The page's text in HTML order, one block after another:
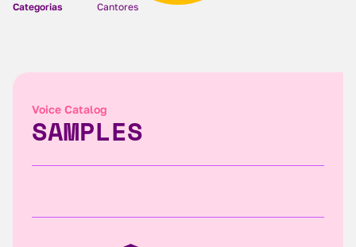
Categorias Cantores
Voice Catalog
SAMPLES